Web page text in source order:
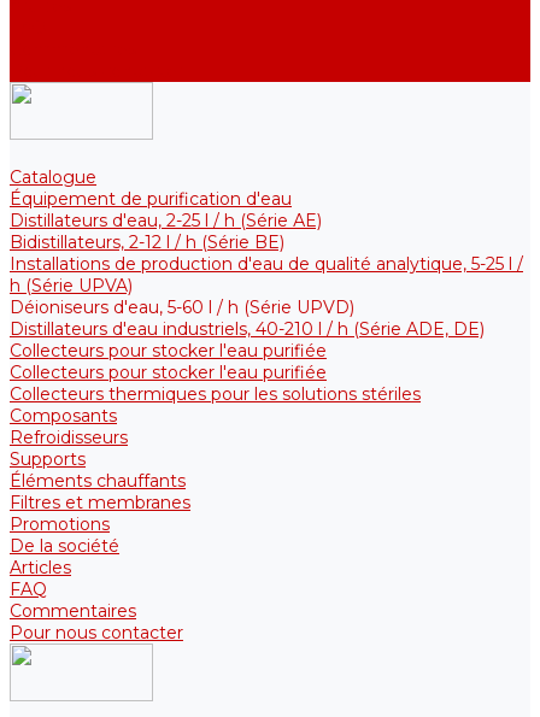
Catalogue
Équipement de purification d'eau
Distillateurs d'eau, 2-25 l / h (Série АE)
Bidistillateurs, 2-12 l / h (Série BE)
Installations de production d'eau de qualité analytique, 5-25 l /
h (Série UPVA)
Déioniseurs d'eau, 5-60 l / h (Série UPVD)
Distillateurs d'eau industriels, 40-210 l / h (Série ADE, DE)
Collecteurs pour stocker l'eau purifiée
Collecteurs pour stocker l'eau purifiée
Collecteurs thermiques pour les solutions stériles
Composants
Refroidisseurs
Supports
Éléments chauffants
Filtres et membranes
Promotions
De la société
Articles
FAQ
Commentaires
Pour nous contacter